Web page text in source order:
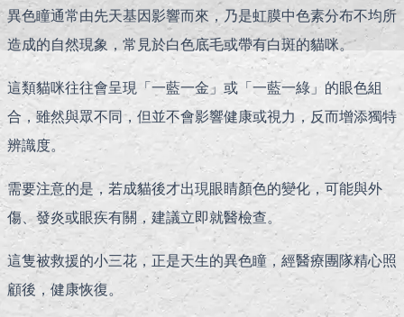
異色瞳通常由先天基因影響而來，乃是虹膜中色素分布不均所
造成的自然現象，常見於白色底毛或帶有白斑的貓咪。
這類貓咪往往會呈現「一藍一金」或「一藍一綠」的眼色組
合，雖然與眾不同，但並不會影響健康或視力，反而增添獨特
辨識度。
需要注意的是，若成貓後才出現眼睛顏色的變化，可能與外
傷、發炎或眼疾有關，建議立即就醫檢查。
這隻被救援的小三花，正是天生的異色瞳，經醫療團隊精心照
顧後，健康恢復。